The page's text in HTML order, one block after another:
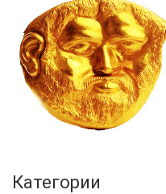
Категории